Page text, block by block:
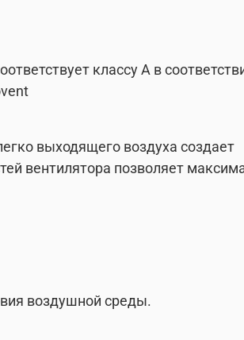
классу А в
выходящего воздуха создает
вентилятора позволяет
воздушной среды.